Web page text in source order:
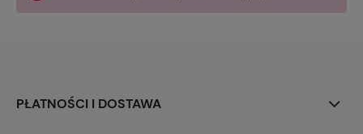
PŁATNOŚCI I DOSTAWA